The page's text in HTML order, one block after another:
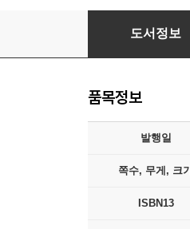
리더의 언어력
도서정보
품목정보
발행일
쪽수, 무게, 크기
ISBN13